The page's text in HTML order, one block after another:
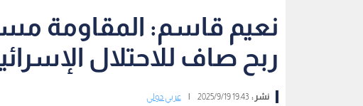
نعيم قاسم: المقاومة
ربح صاف للاحتلال
نشر :19:43 2025/9/19 عربي دولي